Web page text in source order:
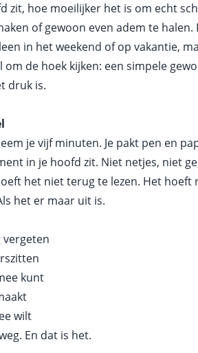
zit, hoe moeilijker het is om echt
of gewoon even adem te
in het weekend of op vakantie,
de hoek kijken: een simpele
druk is.
je vijf minuten. Je pakt pen en
in je hoofd zit. Niet netjes, niet
het niet terug te lezen. Het
het er maar uit is.
vergeten
kunt
wilt
En dat is het.